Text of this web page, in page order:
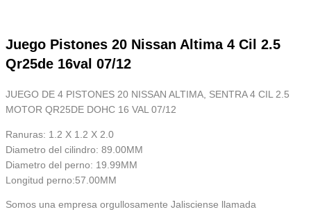
Juego Pistones 20 Nissan Altima 4 Cil 2.5
Qr25de 16val 07/12
JUEGO DE 4 PISTONES 20 NISSAN ALTIMA, SENTRA 4 CIL 2.5
MOTOR QR25DE DOHC 16 VAL 07/12
Ranuras: 1.2 X 1.2 X 2.0
Diametro del cilindro: 89.00MM
Diametro del perno: 19.99MM
Longitud perno:57.00MM
Somos una empresa orgullosamente Jalisciense llamada